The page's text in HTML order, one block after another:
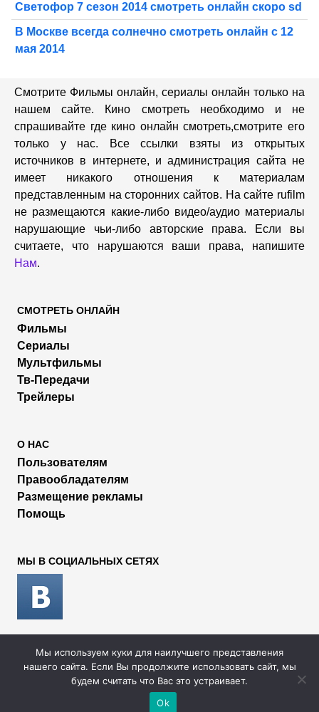
Светофор 7 сезон 2014 смотреть онлайн скоро sd
В Москве всегда солнечно смотреть онлайн с 12
мая 2014
Смотрите Фильмы онлайн, сериалы онлайн только на
нашем сайте. Кино смотреть необходимо и не
спрашивайте где кино онлайн смотреть,cмотрите его
только у нас. Все ссылки взяты из открытых
источников в интернете, и администрация сайта не
имеет никакого отношения к материалам
представленным на сторонних сайтов. На сайте rufilm
не размещаются какие-либо видео/аудио материалы
нарушающие чьи-либо авторские права. Если вы
считаете, что нарушаются ваши права, напишите
Нам.
СМОТРЕТЬ ОНЛАЙН
Фильмы
Сериалы
Мультфильмы
Тв-Передачи
Трейлеры
О НАС
Пользователям
Правообладателям
Размещение рекламы
Помощь
МЫ В СОЦИАЛЬНЫХ СЕТЯХ
2026 © Rufilm - Сериалы и фильмы онлайн
Мы используем куки для наилучшего представления
нашего сайта. Если Вы продолжите использовать сайт, мы
будем считать что Вас это устраивает.
Ok